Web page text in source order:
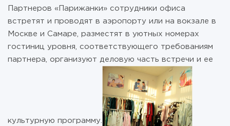
Партнеров «Парижанки» сотрудники офиса
встретят и проводят в аэропорту или на вокзале в
Москве и Самаре, разместят в уютных номерах
гостиниц уровня, соответствующего требованиям
партнера, организуют деловую часть встречи и ее
культурную программу.